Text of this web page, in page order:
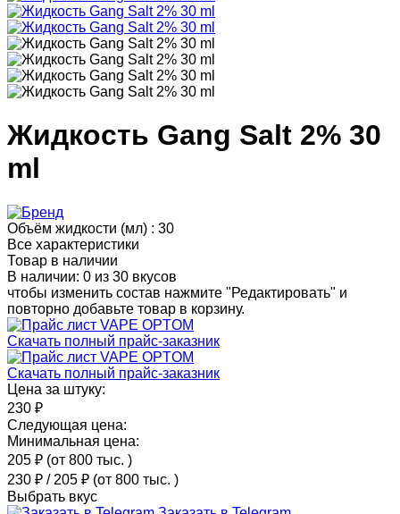
Жидкость Gang Salt 2% 30
ml
Объём жидкости (мл) : 30
Все характеристики
Товар в наличии
В наличии: 0 из 30 вкусов
чтобы изменить состав нажмите "Редактировать" и
повторно добавьте товар в корзину.
Скачать полный прайс-заказник
Скачать полный прайс-заказник
Цена за штуку:
230 ₽
Следующая цена:
Минимальная цена:
205 ₽ (от 800 тыс. )
230 ₽ / 205 ₽ (от 800 тыс. )
Выбрать вкус